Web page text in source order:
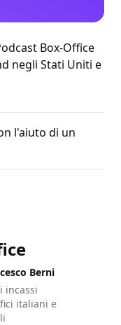
Box-Office
negli Stati Uniti e
l'aiuto di un
Berni
incassi
italiani e